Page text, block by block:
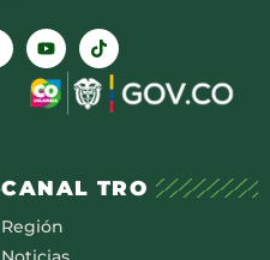
CANAL TRO
Región